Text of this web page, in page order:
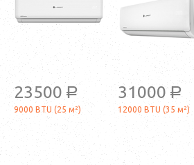
23500 a
9000 BTU (25 м²)
31000 a
12000 BTU (35 м²)